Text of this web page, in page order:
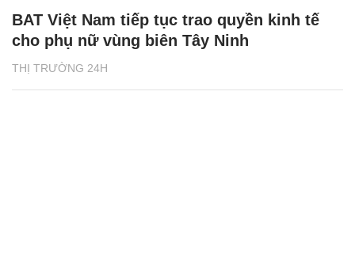
THỊ TRƯỜNG 24H
BAT Việt Nam tiếp tục trao quyền kinh tế
cho phụ nữ vùng biên Tây Ninh